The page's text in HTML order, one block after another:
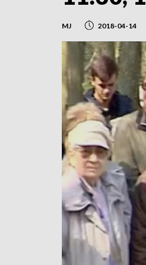
MJ 2018-04-14